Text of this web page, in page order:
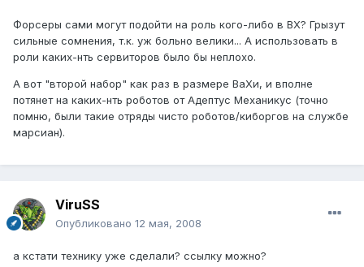
Форсеры сами могут подойти на роль кого-либо в ВХ? Грызут
сильные сомнения, т.к. уж больно велики... А использовать в
роли каких-нть сервиторов было бы неплохо.
А вот "второй набор" как раз в размере ВаХи, и вполне
потянет на каких-нть роботов от Адептус Механикус (точно
помню, были такие отряды чисто роботов/киборгов на службе
марсиан).
ViruSS
Опубликовано 12 мая, 2008
а кстати технику уже сделали? ссылку можно?